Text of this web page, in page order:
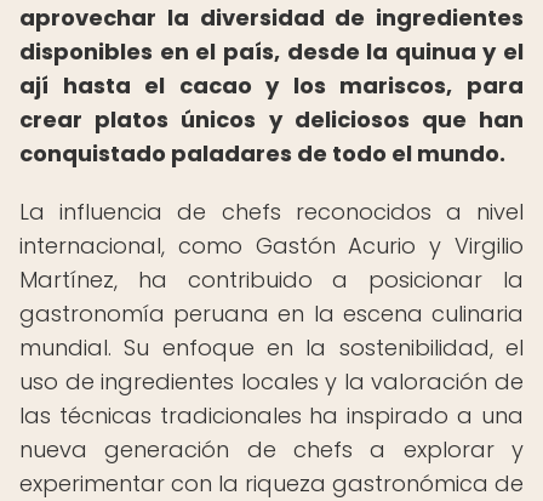
aprovechar la diversidad de ingredientes
disponibles en el país, desde la quinua y el
ají hasta el cacao y los mariscos, para
crear platos únicos y deliciosos que han
conquistado paladares de todo el mundo.
La influencia de chefs reconocidos a nivel
internacional, como Gastón Acurio y Virgilio
Martínez, ha contribuido a posicionar la
gastronomía peruana en la escena culinaria
mundial. Su enfoque en la sostenibilidad, el
uso de ingredientes locales y la valoración de
las técnicas tradicionales ha inspirado a una
nueva generación de chefs a explorar y
experimentar con la riqueza gastronómica de